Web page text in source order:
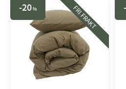
20% FRI FRAKT